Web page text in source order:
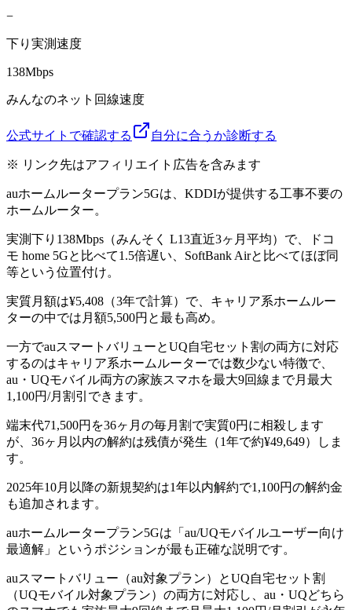
−
下り実測速度
138Mbps
みんなのネット回線速度
公式サイトで確認する 自分に合うか診断する
※ リンク先はアフィリエイト広告を含みます
auホームルータープラン5Gは、KDDIが提供する工事不要の
ホームルーター。
実測下り138Mbps（みんそく L13直近3ヶ月平均）で、ドコ
モ home 5Gと比べて1.5倍遅い、SoftBank Airと比べてほぼ同
等という位置付け。
実質月額は¥5,408（3年で計算）で、キャリア系ホームルー
ターの中では月額5,500円と最も高め。
一方でauスマートバリューとUQ自宅セット割の両方に対応
するのはキャリア系ホームルーターでは数少ない特徴で、
au・UQモバイル両方の家族スマホを最大9回線まで月最大
1,100円/月割引できます。
端末代71,500円を36ヶ月の毎月割で実質0円に相殺します
が、36ヶ月以内の解約は残債が発生（1年で約¥49,649）しま
す。
2025年10月以降の新規契約は1年以内解約で1,100円の解約金
も追加されます。
auホームルータープラン5Gは「au/UQモバイルユーザー向け
最適解」というポジションが最も正確な説明です。
auスマートバリュー（au対象プラン）とUQ自宅セット割
（UQモバイル対象プラン）の両方に対応し、au・UQどちら